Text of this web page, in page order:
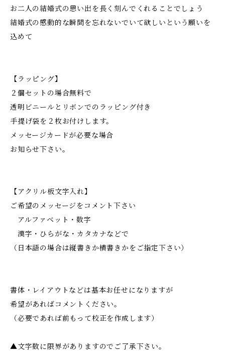
お二人の結婚式の思い出を長く刻んでくれることでしょう
結婚式の感動的な瞬間を忘れないでいて欲しいという願いを
込めて
【ラッピング】
２個セットの場合無料で
透明ビニールとリボンでのラッピング付き
手提げ袋を２枚お付けします。
メッセージカードが必要な場合
お知らせ下さい。
【アクリル板文字入れ】
ご希望のメッセージをコメント下さい
アルファベット・数字
漢字・ひらがな・カタカナなどで
（日本語の場合は縦書きか横書きかをご指定下さい）
書体・レイアウトなどは基本お任せになりますが
希望があればコメントください。
（必要であれば前もって校正を作成します）
▲文字数に限界がありますのでご了承下さい。